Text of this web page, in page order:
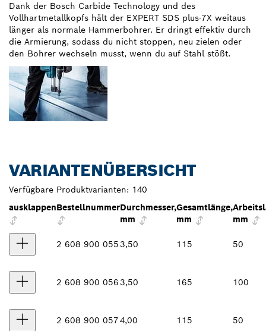
Dank der Bosch Carbide Technology und des
Vollhartmetallkopfs hält der EXPERT SDS plus-7X weitaus
länger als normale Hammerbohrer. Er dringt effektiv durch
die Armierung, sodass du nicht stoppen, neu zielen oder
den Bohrer wechseln musst, wenn du auf Stahl stößt.
VARIANTENÜBERSICHT
Verfügbare Produktvarianten: 140
ausklappenBestellnummerDurchmesser,
mm
Gesamtlänge,
mm
mm
2 608 900 0553,50 115 50
2 608 900 0563,50 165 100
2 608 900 0574,00 115 50